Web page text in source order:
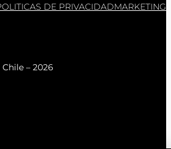
DE PRIVACIDADMARKETING
– 2026